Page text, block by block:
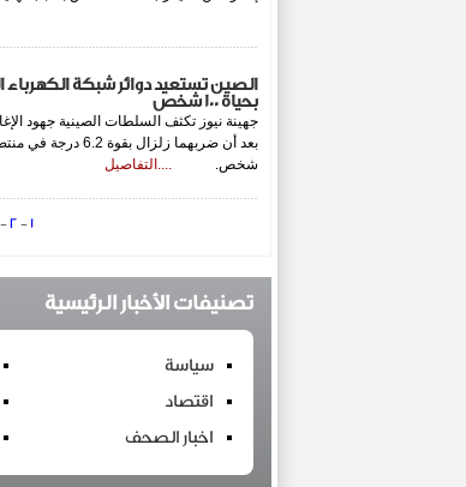
الصين تستعيد دوائر شبكة الكهرباء
بحياة 100 شخص
جهينة نيوز تكثف السلطات الصينية جهود
شخص. ....التفاصيل
1
-
2
-
تصنيفات الأخبار الرئيسية
سياسة
اقتصاد
اخبار الصحف